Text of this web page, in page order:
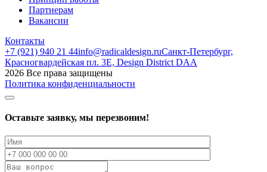
Партнерам
Вакансии
Контакты
+7 (921) 940 21 44info@radicaldesign.ruСанкт-Петербург,
Красногвардейская пл. 3Е, Design District DAA
2026 Все права защищены
Политика конфиденциальности
Оставьте заявку, мы перезвоним!